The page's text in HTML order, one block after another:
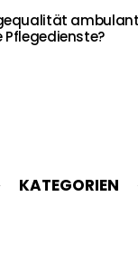
Pflegedienste?
KATEGORIEN